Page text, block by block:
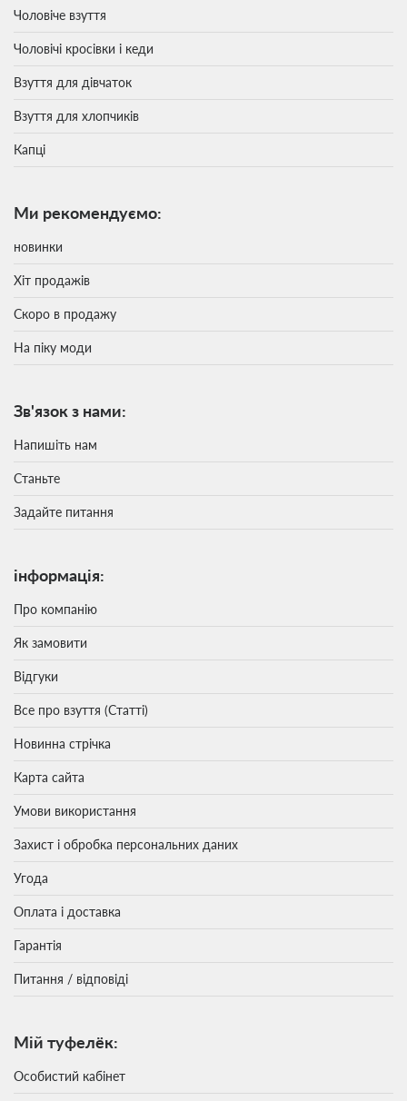
Чоловіче взуття
Чоловічі кросівки і кеди
Взуття для дівчаток
Взуття для хлопчиків
Капці
Ми рекомендуємо:
новинки
Хіт продажів
Скоро в продажу
На піку моди
Зв'язок з нами:
Напишіть нам
Станьте
Задайте питання
інформація:
Про компанію
Як замовити
Відгуки
Все про взуття (Статті)
Новинна стрічка
Карта сайта
Умови використання
Захист і обробка персональних даних
Угода
Оплата і доставка
Гарантія
Питання / відповіді
Мій туфелёк:
Особистий кабінет